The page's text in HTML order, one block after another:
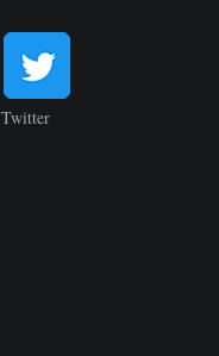
Twitter